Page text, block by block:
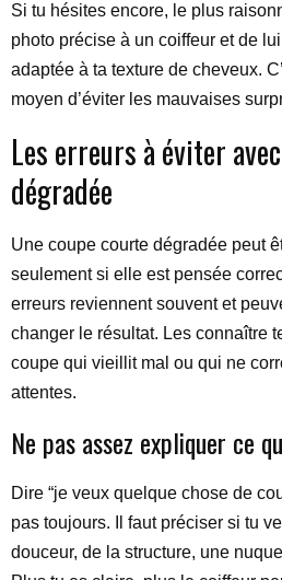
Si tu hésites encore, le plus
photo précise à un coiffeur et de
adaptée à ta texture de cheveux.
moyen d’éviter les mauvaises
Les erreurs à éviter
dégradée
Une coupe courte dégradée peut
seulement si elle est pensée
erreurs reviennent souvent et
changer le résultat. Les connaître
coupe qui vieillit mal ou qui ne
attentes.
Ne pas assez expliquer ce
Dire “je veux quelque chose de
pas toujours. Il faut préciser si tu
douceur, de la structure, une